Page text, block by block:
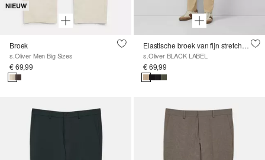
NIEUW
Broek
s.Oliver Men Big Sizes
€ 69,99
Elastische broek van fijn stretchkatoen
s.Oliver BLACK LABEL
€ 69,99